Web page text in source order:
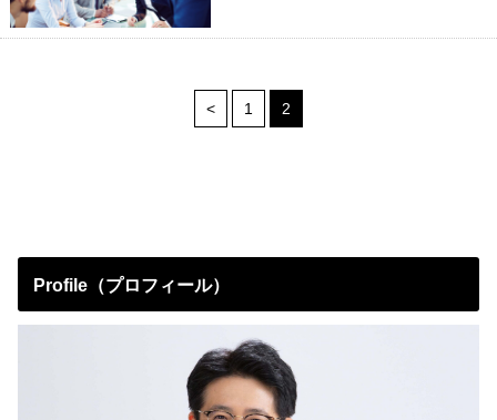
< 1 2
Profile（プロフィール）